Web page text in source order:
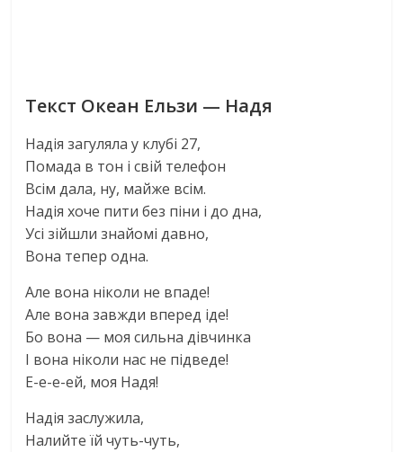
Текст Океан Ельзи — Надя
Надія загуляла у клубі 27,
Помада в тон і свій телефон
Всім дала, ну, майже всім.
Надія хоче пити без піни і до дна,
Усі зійшли знайомі давно,
Вона тепер одна.
Але вона ніколи не впаде!
Але вона завжди вперед іде!
Бо вона — моя сильна дівчинка
І вона ніколи нас не підведе!
Е-е-е-ей, моя Надя!
Надія заслужила,
Налийте їй чуть-чуть,